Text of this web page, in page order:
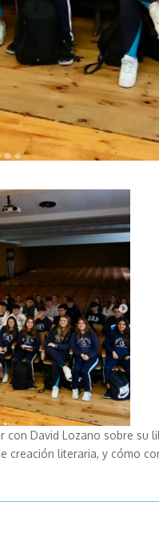
con David Lozano sobre su
creación literaria, y cómo